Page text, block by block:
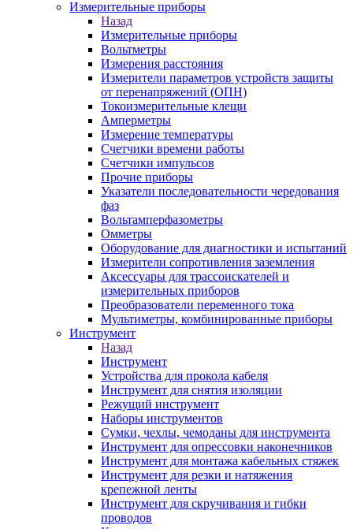
Измерительные приборы
Назад
Измерительные приборы
Вольтметры
Измерения расстояния
Измерители параметров устройств защиты
от перенапряжений (ОПН)
Токоизмерительные клещи
Амперметры
Измерение температуры
Счетчики времени работы
Счетчики импульсов
Прочие приборы
Указатели последовательности чередования
фаз
Вольтамперфазометры
Омметры
Оборудование для диагностики и испытаний
Измерители сопротивления заземления
Аксессуары для трассоискателей и
измерительных приборов
Преобразователи переменного тока
Мультиметры, комбинированные приборы
Инструмент
Назад
Инструмент
Устройства для прокола кабеля
Инструмент для снятия изоляции
Режущий инструмент
Наборы инструментов
Сумки, чехлы, чемоданы для инструмента
Инструмент для опрессовки наконечников
Инструмент для монтажа кабельных стяжек
Инструмент для резки и натяжения
крепежной ленты
Инструмент для скручивания и гибки
проводов